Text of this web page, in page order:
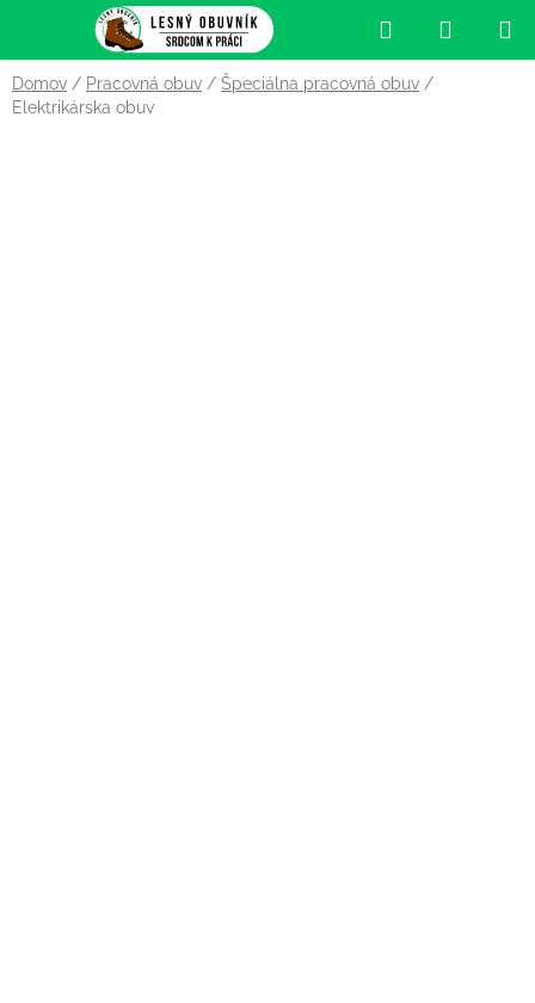
obsah
Hľadať
KOŠÍK
Domov / Pracovná obuv / Špeciálna pracovná obuv /
Elektrikárska obuv